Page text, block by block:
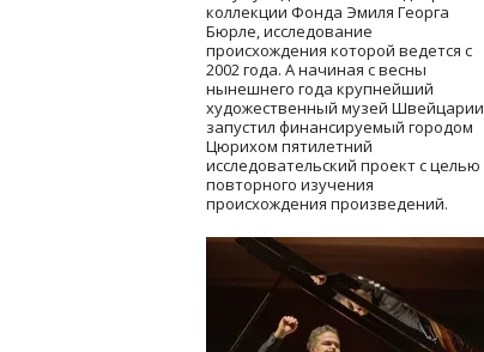
коллекции Фонда Эмиля Георга
Бюрле, исследование
происхождения которой ведется с
2002 года. А начиная с весны
нынешнего года крупнейший
художественный музей Швейцарии
запустил финансируемый городом
Цюрихом пятилетний
исследовательский проект с целью
повторного изучения
происхождения произведений.